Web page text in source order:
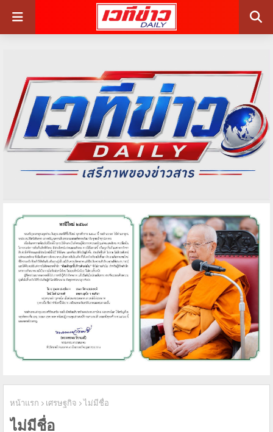
หน้าแรก เศรษฐกิจ ไม่มีชื่อ
ไม่มีชื่อ